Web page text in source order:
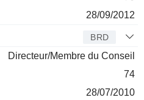
28/09/2012
BRD
Directeur/Membre du Conseil
74
28/07/2010